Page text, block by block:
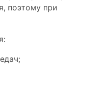
поэтому при